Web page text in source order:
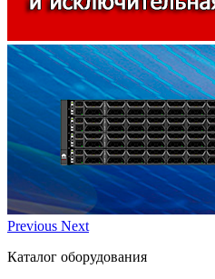
Previous Next
Каталог оборудования